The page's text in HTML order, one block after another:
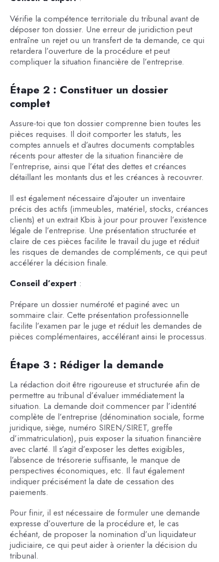
Vérifie la compétence territoriale du tribunal avant de
déposer ton dossier. Une erreur de juridiction peut
entraîne un rejet ou un transfert de ta demande, ce qui
retardera l’ouverture de la procédure et peut
compliquer la situation financière de l’entreprise.
Étape 2 : Constituer un dossier
complet
Assure-toi que ton dossier comprenne bien toutes les
pièces requises. Il doit comporter les statuts, les
comptes annuels et d’autres documents comptables
récents pour attester de la situation financière de
l’entreprise, ainsi que l’état des dettes et créances
détaillant les montants dus et les créances à recouvrer.
Il est également nécessaire d’ajouter un inventaire
précis des actifs (immeubles, matériel, stocks, créances
clients) et un extrait Kbis à jour pour prouver l’existence
légale de l’entreprise. Une présentation structurée et
claire de ces pièces facilite le travail du juge et réduit
les risques de demandes de compléments, ce qui peut
accélérer la décision finale.
Conseil d’expert :
Prépare un dossier numéroté et paginé avec un
sommaire clair. Cette présentation professionnelle
facilite l’examen par le juge et réduit les demandes de
pièces complémentaires, accélérant ainsi le processus.
Étape 3 : Rédiger la demande
La rédaction doit être rigoureuse et structurée afin de
permettre au tribunal d’évaluer immédiatement la
situation. La demande doit commencer par l’identité
complète de l’entreprise (dénomination sociale, forme
juridique, siège, numéro SIREN/SIRET, greffe
d’immatriculation), puis exposer la situation financière
avec clarté. Il s’agit d’exposer les dettes exigibles,
l’absence de trésorerie suffisante, le manque de
perspectives économiques, etc. Il faut également
indiquer précisément la date de cessation des
paiements.
Pour finir, il est nécessaire de formuler une demande
expresse d’ouverture de la procédure et, le cas
échéant, de proposer la nomination d’un liquidateur
judiciaire, ce qui peut aider à orienter la décision du
tribunal.